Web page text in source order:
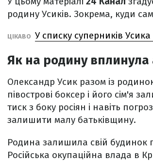
родину Усиків. Зокрема, куди
ЦІКАВО У списку суперників
Як на родину вплинула
Олександр Усик разом із
півострові боксер і його сім'я
тиск з боку росіян і навіть
залишити малу батьківщину.
Родина залишила свій будинок
Російська окупаційна влада в